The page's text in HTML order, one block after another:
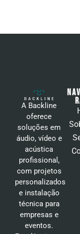
A Backline
oferece
soluções em
áudio, vídeo e
acústica
profissional,
com projetos
personalizados
e instalação
técnica para
empresas e
eventos.